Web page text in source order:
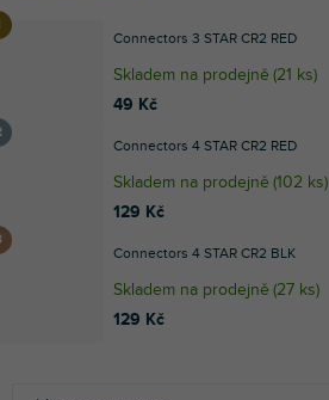
Connectors 3 STAR CR2 RED
Skladem na prodejně (21 ks)
49 Kč
Connectors 4 STAR CR2 RED
Skladem na prodejně (102 ks)
129 Kč
Connectors 4 STAR CR2 BLK
Skladem na prodejně (27 ks)
129 Kč